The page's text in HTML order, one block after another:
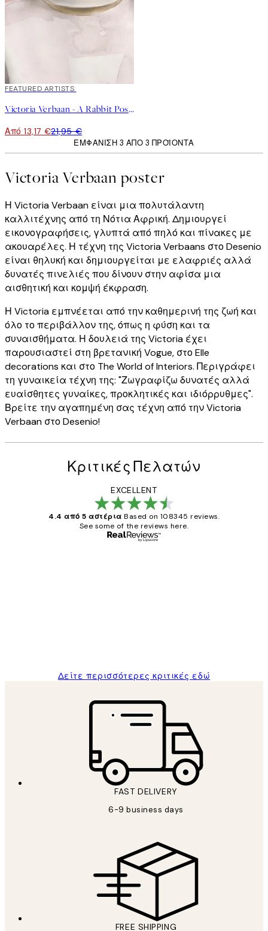
40%*
FEATURED ARTISTS
Victoria Verbaan - A Rabbit Poster
Από 13,17 €21,95 €
ΕΜΦΆΝΙΣΗ 3 ΑΠΌ 3 ΠΡΟΪΌΝΤΑ
Victoria Verbaan poster
Η Victoria Verbaan είναι μια πολυτάλαντη
καλλιτέχνης από τη Νότια Αφρική. Δημιουργεί
εικονογραφήσεις, γλυπτά από πηλό και πίνακες με
ακουαρέλες. Η τέχνη της Victoria Verbaans στο Desenio
είναι θηλυκή και δημιουργείται με ελαφριές αλλά
δυνατές πινελιές που δίνουν στην αφίσα μια
αισθητική και κομψή έκφραση.
Η Victoria εμπνέεται από την καθημερινή της ζωή και
όλο το περιβάλλον της, όπως η φύση και τα
συναισθήματα. Η δουλειά της Victoria έχει
παρουσιαστεί στη βρετανική Vogue, στο Elle
decorations και στο The World of Interiors. Περιγράφει
τη γυναικεία τέχνη της: "Ζωγραφίζω δυνατές αλλά
ευαίσθητες γυναίκες, προκλητικές και ιδιόρρυθμες".
Βρείτε την αγαπημένη σας τέχνη από την Victoria
Verbaan στο Desenio!
Κριτικές Πελατών
EXCELLENT
4.4 από 5 αστέρια Based on 108345 reviews.
See some of the reviews here.
Δείτε περισσότερες κριτικές εδώ
FAST DELIVERY
6-9 business days
FREE SHIPPING